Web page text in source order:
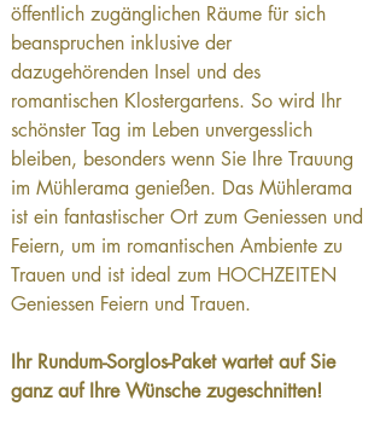
öffentlich zugänglichen Räume für sich
beanspruchen inklusive der
dazugehörenden Insel und des
romantischen Klostergartens. So wird Ihr
schönster Tag im Leben unvergesslich
bleiben, besonders wenn Sie Ihre Trauung
im Mühlerama genießen. Das Mühlerama
ist ein fantastischer Ort zum Geniessen und
Feiern, um im romantischen Ambiente zu
Trauen und ist ideal zum HOCHZEITEN
Geniessen Feiern und Trauen.
Ihr Rundum-Sorglos-Paket wartet auf Sie
ganz auf Ihre Wünsche zugeschnitten!